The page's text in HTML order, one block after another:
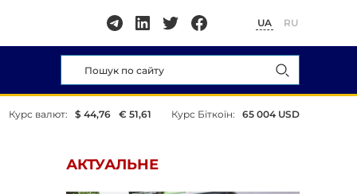
UA RU
Курс валют: $ 44,76 € 51,61 Курс Біткоїн: 65 004 USD
АКТУАЛЬНЕ